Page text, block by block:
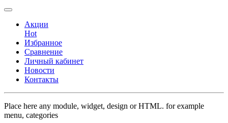
Акции
Hot
Избранное
Сравнение
Личный кабинет
Новости
Контакты
Place here any module, widget, design or HTML. for example
menu, categories